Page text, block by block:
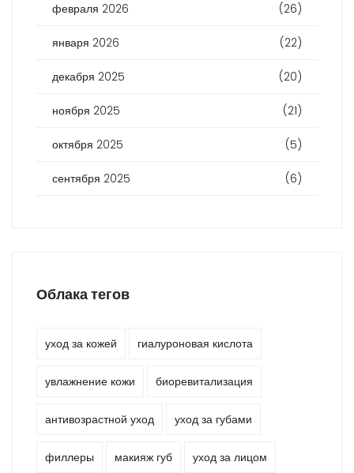
февраля 2026 (26)
января 2026 (22)
декабря 2025 (20)
ноября 2025 (21)
октября 2025 (5)
сентября 2025 (6)
Облака тегов
уход за кожей гиалуроновая кислота
увлажнение кожи биоревитализация
антивозрастной уход уход за губами
филлеры макияж губ уход за лицом